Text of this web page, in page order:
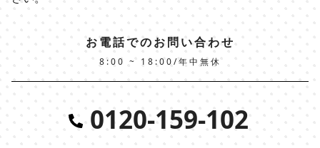
お電話でのお問い合わせ
8:00 ~ 18:00/年中無休
0120-159-102